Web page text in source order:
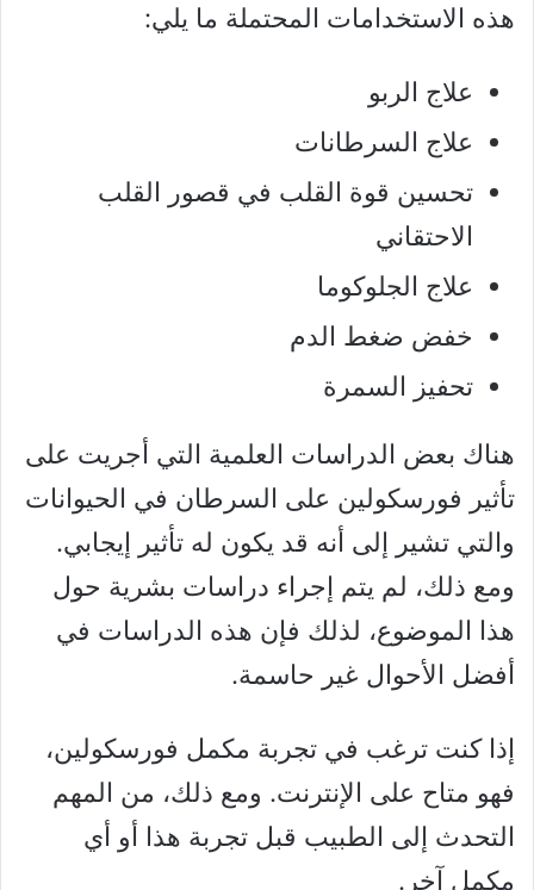
هذه الاستخدامات المحتملة ما يلي:
علاج الربو
علاج السرطانات
تحسين قوة القلب في قصور القلب
الاحتقاني
علاج الجلوكوما
خفض ضغط الدم
تحفيز السمرة
هناك بعض الدراسات العلمية التي أجريت على
تأثير فورسكولين على السرطان في الحيوانات
والتي تشير إلى أنه قد يكون له تأثير إيجابي.
ومع ذلك، لم يتم إجراء دراسات بشرية حول
هذا الموضوع، لذلك فإن هذه الدراسات في
أفضل الأحوال غير حاسمة.
إذا كنت ترغب في تجربة مكمل فورسكولين،
فهو متاح على الإنترنت. ومع ذلك، من المهم
التحدث إلى الطبيب قبل تجربة هذا أو أي
مكمل آخر.